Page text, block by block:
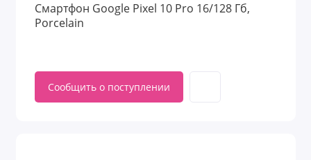
Смартфон Google Pixel 10 Pro 16/128 Гб,
Porcelain
Сообщить о поступлении